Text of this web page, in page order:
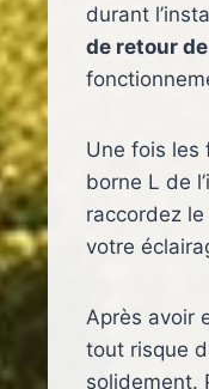
durant
de retour
Une fois les
borne L de
raccordez
votre
Après avoir
tout risque
solidement.